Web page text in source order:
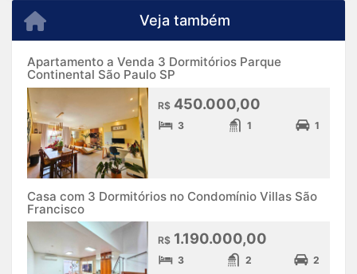
Veja também
Apartamento a Venda 3 Dormitórios Parque
Continental São Paulo SP
R$ 450.000,00
3 1 1
Casa com 3 Dormitórios no Condomínio Villas São
Francisco
R$ 1.190.000,00
3 2 2